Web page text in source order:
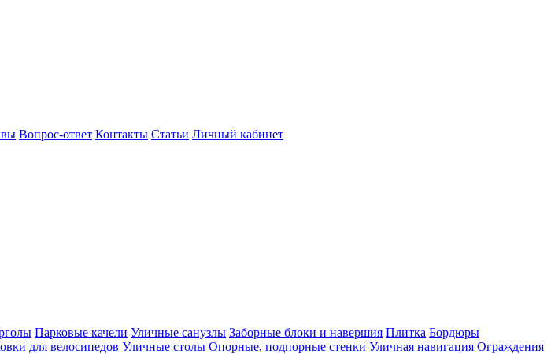
Вопрос-ответ Контакты Статьи Личный кабинет
Парковые качели Уличные санузлы Заборные блоки и навершия Плитка Бордюры
для велосипедов Уличные столы Опорные, подпорные стенки Уличная навигация Ограждения